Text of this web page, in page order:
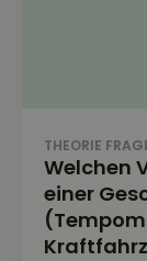
THEORIE
Welchen
einer